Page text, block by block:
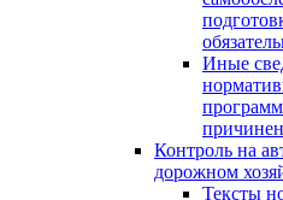
Иные
Контроль на
дорожном
Тексты